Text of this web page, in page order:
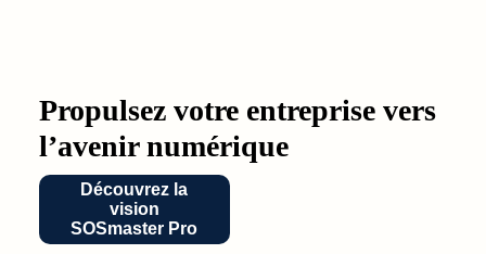
Propulsez votre entreprise vers
l’avenir numérique
Découvrez la
vision
SOSmaster Pro